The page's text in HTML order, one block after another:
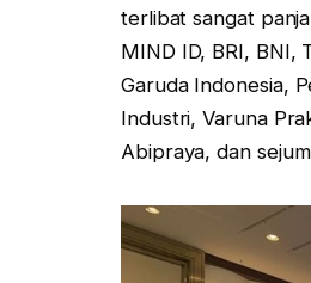
terlibat sangat
MIND ID, BRI, BNI,
Garuda Indonesia,
Industri, Varuna
Abipraya, dan